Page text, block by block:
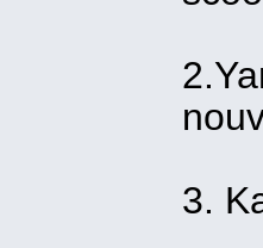
3.